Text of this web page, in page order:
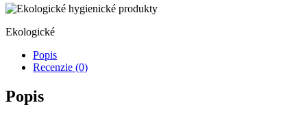
Ekologické
Popis
Recenzie (0)
Popis